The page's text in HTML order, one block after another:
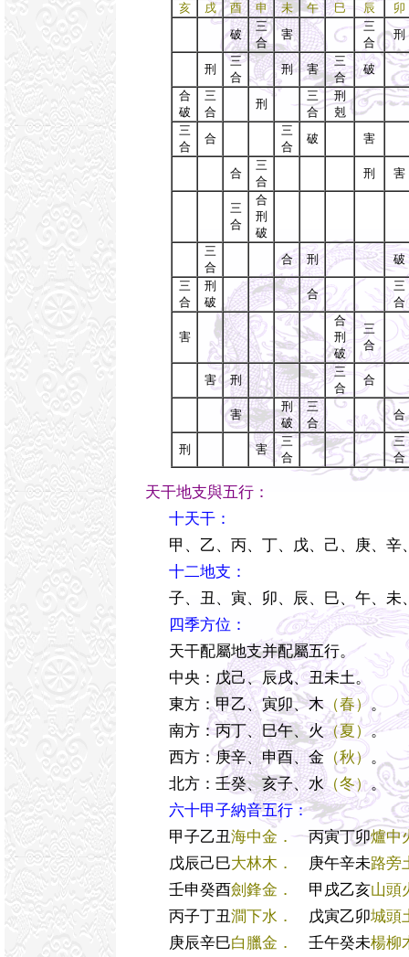
亥 戌 酉 申 未 午 巳 辰
卯
破
三
合
害
三
合
刑
刑
三
合
刑 害
三
合
破
合
破
三
合
刑
三
合
刑
剋
三
合
合
三
合
破 害
合
三
合
刑 害
三
合
合
刑
破
三
合
合 刑
破
三
合
刑
破
合
三
合
害
合
刑
破
三
合
害 刑
三
合
合
害
刑
破
三
合
合
刑 害
三
合
三
合
天干地支與五行：
十天干：
甲、乙、丙、丁、戊、己、庚、辛
十二地支：
子、丑、寅、卯、辰、巳、午、未
四季方位：
天干配屬地支并配屬五行。
中央：戊己、辰戌、丑未土。
東方：甲乙、寅卯、木（春）。
南方：丙丁、巳午、火（夏）。
西方：庚辛、申酉、金 （秋）。
北方：壬癸、亥子、水（冬）。
六十甲子納音五行：
甲子乙丑海中金． 丙寅丁卯爐中
戊辰己巳大林木． 庚午辛未路旁
壬申癸酉劍鋒金． 甲戌乙亥山頭
丙子丁丑澗下水． 戊寅乙卯城頭
庚辰辛巳白臘金． 壬午癸未楊柳